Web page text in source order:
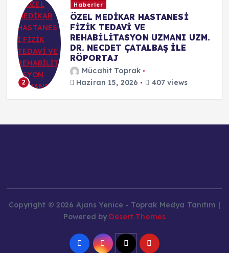
2
Haberler
ÖZEL MEDİKAR HASTANESİ
FİZİK TEDAVİ VE
REHABİLİTASYON UZMANI UZM.
DR. NECDET ÇATALBAŞ İLE
RÖPORTAJ
Mücahit Toprak
Haziran 15, 2026
407 views
Copyright © 2026 Ajans Yenice - Toprak Medya Tanıtım |
Powered by Desert Themes